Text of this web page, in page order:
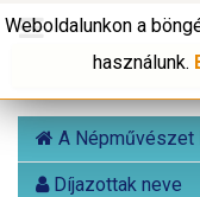
A Népművészet
Díjazottak neve
Weboldalunkon a
használunk.